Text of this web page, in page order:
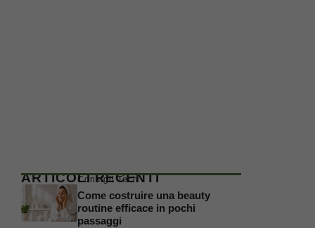
ARTICOLI RECENTI
Consigli Tech
Come costruire una beauty
routine efficace in pochi
passaggi